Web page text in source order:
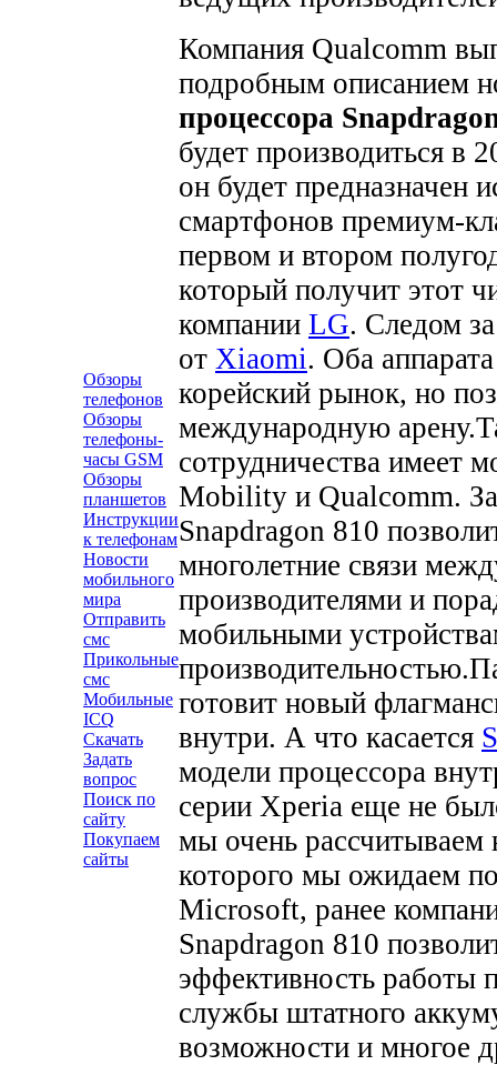
Обзоры
телефонов
Обзоры
телефоны-
часы GSM
Обзоры
планшетов
Инструкции
к телефонам
Новости
мобильного
мира
Отправить
смс
Прикольные
смс
Мобильные
ICQ
Скачать
Задать
вопрос
Поиск по
сайту
Покупаем
сайты
Компания Qualcomm
подробным описанием
процессора
будет производиться в
он будет предназначен
смартфонов премиум-
первом и втором
который получит этот
компании LG. Следом
от Xiaomi. Оба
корейский рынок, но
международную арену.
сотрудничества имеет
Mobility и Qualcomm.
Snapdragon 810
многолетние связи
производителями и
мобильными
производительностью.
готовит новый
внутри. А что касается
модели процессора
серии Xperia еще не
мы очень
которого мы ожидаем
Microsoft, ранее
Snapdragon 810
эффективность работы
службы штатного
возможности и многое